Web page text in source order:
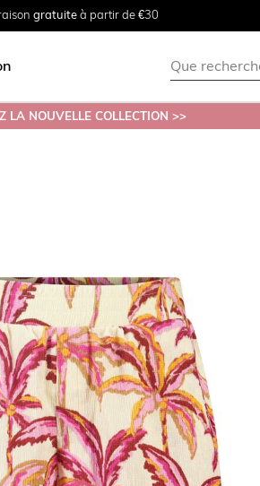
gratuiteà partir de €30
Tailles du38 au 54
Retourgratuit en magasin
LA NOUVELLE COLLECTION >>